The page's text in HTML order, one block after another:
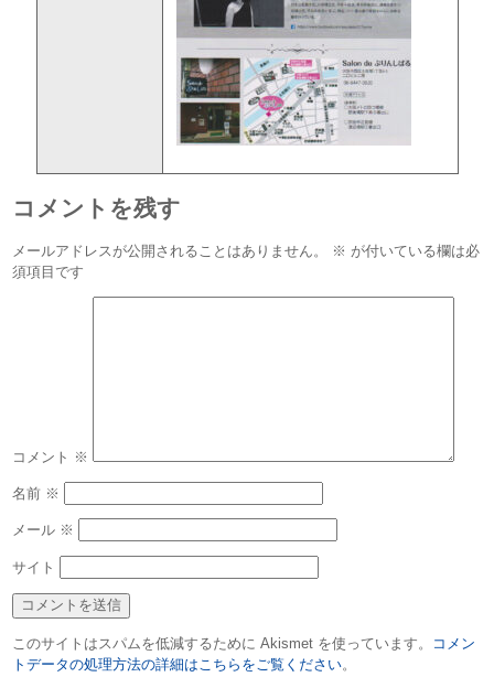
コメントを残す
メールアドレスが公開されることはありません。 ※ が付いている欄は必
須項目です
コメント ※
名前 ※
メール ※
サイト
このサイトはスパムを低減するために Akismet を使っています。
コメン
トデータの処理方法の詳細はこちらをご覧ください。